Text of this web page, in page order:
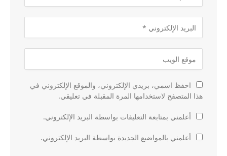
احفظ اسمي، بريدي الإلكتروني، والموقع الإلكتروني في
هذا المتصفح لاستخدامها المرة المقبلة في تعليقي.
أعلمني بمتابعة التعليقات بواسطة البريد الإلكتروني.
أعلمني بالمواضيع الجديدة بواسطة البريد الإلكتروني.